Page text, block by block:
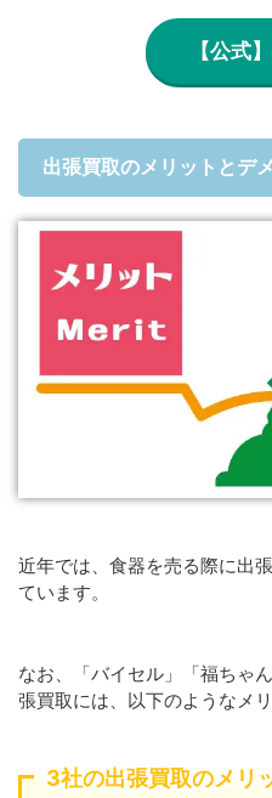
【公式
出張買取のメリットとデ
近年では、食器を売る際に出
ています。
なお、「バイセル」「福ちゃ
張買取には、以下のようなメ
3社の出張買取のメリ